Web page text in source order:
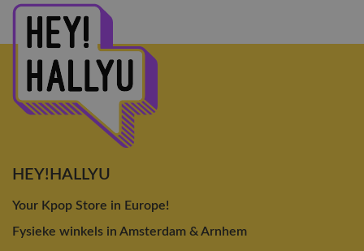
HEY!HALLYU
Your Kpop Store in Europe!
Fysieke winkels in Amsterdam & Arnhem